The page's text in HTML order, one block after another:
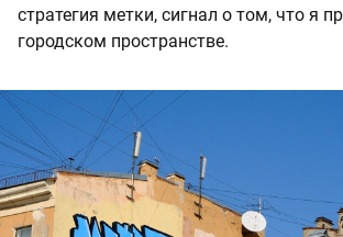
стратегия метки, сигнал о том, что я
городском пространстве.